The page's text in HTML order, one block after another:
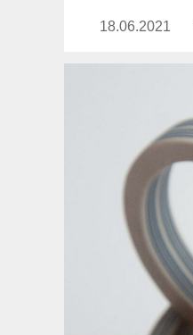
Publicado
18.06.2021